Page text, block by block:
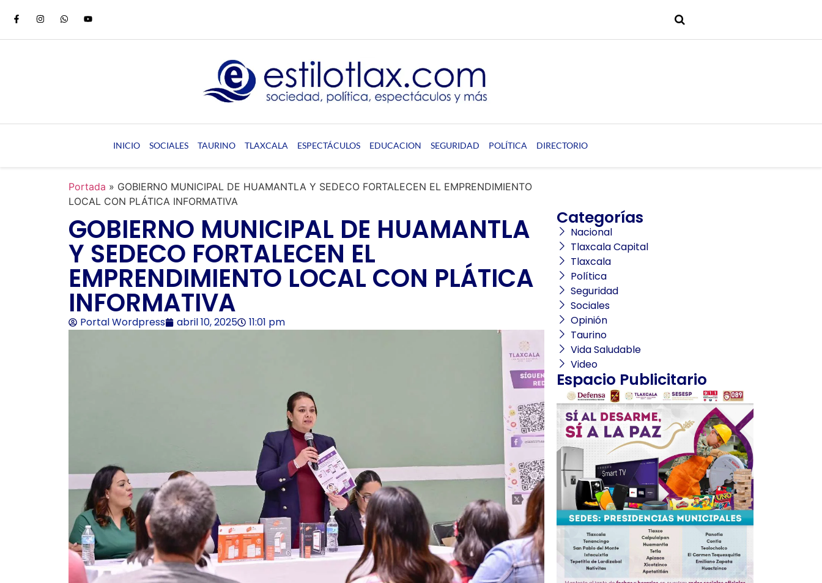
INICIO SOCIALES TAURINO TLAXCALA ESPECTÁCULOS EDUCACION SEGURIDAD POLÍTICA DIRECTORIO
Portada » GOBIERNO MUNICIPAL DE HUAMANTLA Y SEDECO FORTALECEN EL EMPRENDIMIENTO
LOCAL CON PLÁTICA INFORMATIVA
GOBIERNO MUNICIPAL DE HUAMANTLA
Y SEDECO FORTALECEN EL
EMPRENDIMIENTO LOCAL CON PLÁTICA
INFORMATIVA
Portal Wordpress abril 10, 2025 11:01 pm
Categorías
Nacional
Tlaxcala Capital
Tlaxcala
Política
Seguridad
Sociales
Opinión
Taurino
Vida Saludable
Video
Espacio Publicitario